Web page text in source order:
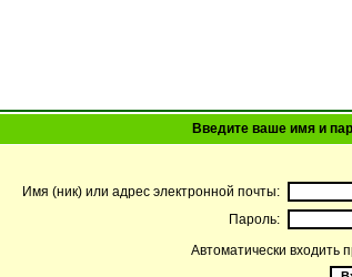
Введите ваше имя и
Имя (ник) или адрес электронной почты:
Пароль:
Автоматически входить